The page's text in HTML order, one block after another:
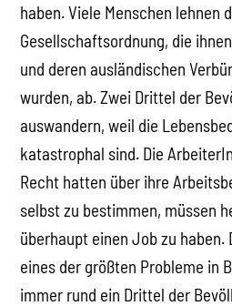
haben. Viele Menschen lehnen
Gesellschaftsordnung, die
und deren ausländischen
wurden, ab. Zwei Drittel der
auswandern, weil die
katastrophal sind. Die
Recht hatten über ihre
selbst zu bestimmen, müssen
überhaupt einen Job zu
eines der größten Probleme in
immer rund ein Drittel der